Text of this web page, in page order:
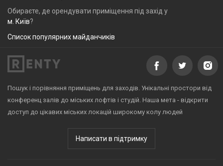
Обираєте, де орендувати приміщення під захід у
м. Київ?
Список популярних майданчиків
Пошук і порівняння приміщень для заходів. Унікальні простори від
конференц залів до міських лофтів і студій. Наша мета - відкрити
доступ до цікавих міських локацій широкому колу людей
Написати в підтримку